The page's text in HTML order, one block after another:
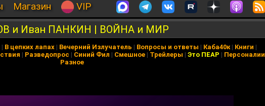
Магазин VIP
и Иван ПАНКИН | ВОЙНА и МИР
| В цепких лапах | Вечерний Излучатель | Вопросы и ответы | Каба40к| Книги |
| Разведопрос | Синий Фил | Смешное | Трейлеры | Это ПЕАР | Персоналии
Разное